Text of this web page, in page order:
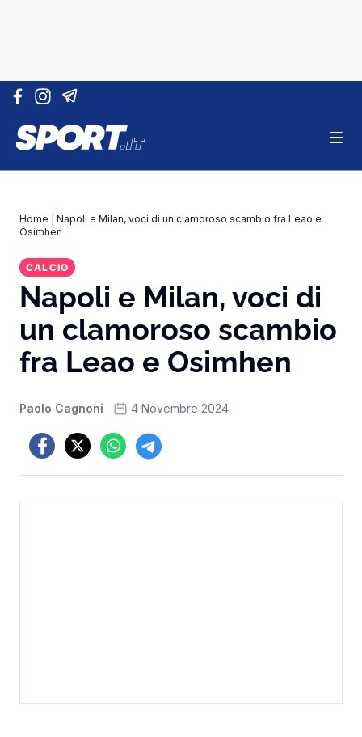
Vai al contenuto
Home
Napoli e Milan, voci di un clamoroso scambio fra Leao e
Osimhen
CALCIO
Napoli e Milan, voci di
un clamoroso scambio
fra Leao e Osimhen
Paolo Cagnoni 4 Novembre 2024